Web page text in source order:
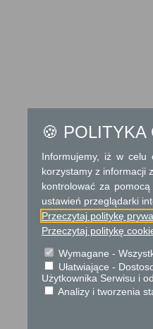
🍪 POLITYKA
Informujemy, iż w celu
korzystamy z informacji
kontrolować za
ustawień przeglądarki
Przeczytaj politykę
Przeczytaj politykę
Wymagane -
Ułatwiające -
Użytkownika Serwisu i
Analizy i tworzenia